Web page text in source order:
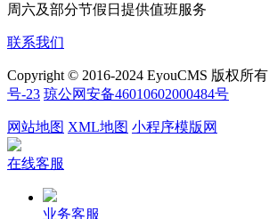
周六及部分节假日提供值班服务
联系我们
Copyright © 2016-2024 EyouCMS 版权所有
号-23 琼公网安备46010602000484号
网站地图 XML地图 小程序模版网
在线客服
业务客服